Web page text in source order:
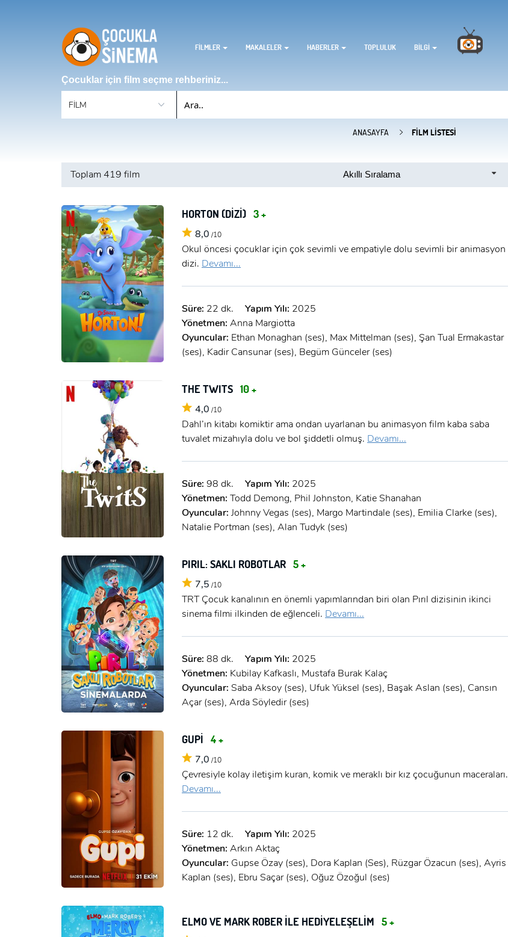
FİLMLER MAKALELER HABERLER TOPLULUK BILGI
Çocuklar için film seçme rehberiniz...
ANASAYFA FILM LISTESI
Toplam419 film Akıllı Sıralama
HORTON (DIZI) 3 +
8,0 /10
Okul öncesi çocuklar için çok sevimli ve empatiyle dolu sevimli bir animasyon
dizi. Devamı...
Süre: 22 dk. Yapım Yılı: 2025
Yönetmen: Anna Margiotta
Oyuncular: Ethan Monaghan (ses), Max Mittelman (ses), Şan Tual Ermakastar
(ses), Kadir Cansunar (ses), Begüm Günceler (ses)
THE TWITS 10 +
4,0 /10
Dahl’ın kitabı komiktir ama ondan uyarlanan bu animasyon film kaba saba
tuvalet mizahıyla dolu ve bol şiddetli olmuş. Devamı...
Süre: 98 dk. Yapım Yılı: 2025
Yönetmen: Todd Demong, Phil Johnston, Katie Shanahan
Oyuncular: Johnny Vegas (ses), Margo Martindale (ses), Emilia Clarke (ses),
Natalie Portman (ses), Alan Tudyk (ses)
PIRIL: SAKLI ROBOTLAR 5 +
7,5 /10
TRT Çocuk kanalının en önemli yapımlarından biri olan Pırıl dizisinin ikinci
sinema filmi ilkinden de eğlenceli. Devamı...
Süre: 88 dk. Yapım Yılı: 2025
Yönetmen: Kubilay Kafkaslı, Mustafa Burak Kalaç
Oyuncular: Saba Aksoy (ses), Ufuk Yüksel (ses), Başak Aslan (ses), Cansın
Açar (ses), Arda Söyledir (ses)
GUPİ 4 +
7,0 /10
Çevresiyle kolay iletişim kuran, komik ve meraklı bir kız çocuğunun maceraları.
Devamı...
Süre: 12 dk. Yapım Yılı: 2025
Yönetmen: Arkın Aktaç
Oyuncular: Gupse Özay (ses), Dora Kaplan (Ses), Rüzgar Özacun (ses), Ayris
Kaplan (ses), Ebru Saçar (ses), Oğuz Özoğul (ses)
ELMO VE MARK ROBER İLE HEDİYELEŞELİM 5 +